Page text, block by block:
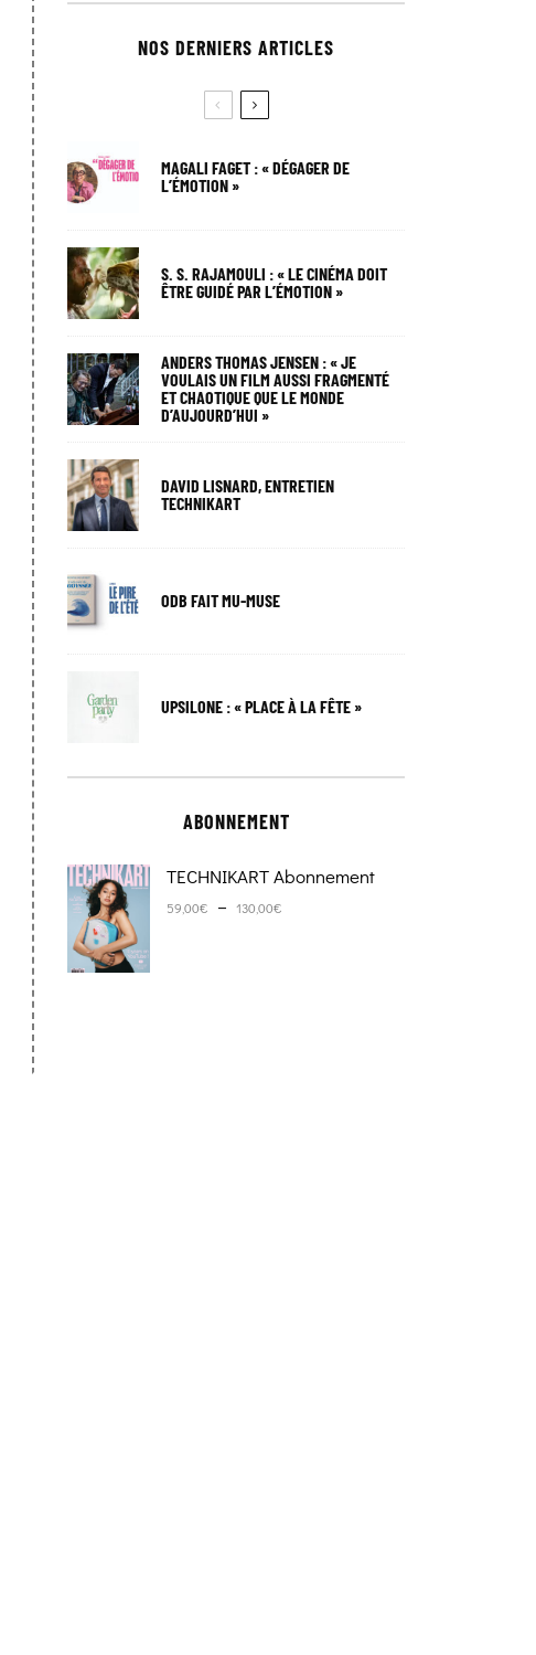
NOS DERNIERS ARTICLES
MAGALI FAGET : « DÉGAGER DE
L’ÉMOTION »
S. S. RAJAMOULI : « LE CINÉMA DOIT
ÊTRE GUIDÉ PAR L’ÉMOTION »
ANDERS THOMAS JENSEN : « JE
VOULAIS UN FILM AUSSI FRAGMENTÉ
ET CHAOTIQUE QUE LE MONDE
D’AUJOURD’HUI »
DAVID LISNARD, ENTRETIEN
TECHNIKART
ODB FAIT MU-MUSE
UPSILONE : « PLACE À LA FÊTE »
ABONNEMENT
TECHNIKART Abonnement
59,00€ – 130,00€